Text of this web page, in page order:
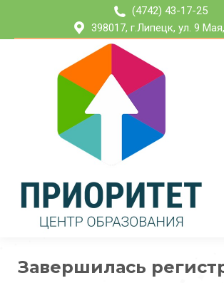
(4742) 43-17-25
398017, г.Липецк, ул. 9
Завершилась